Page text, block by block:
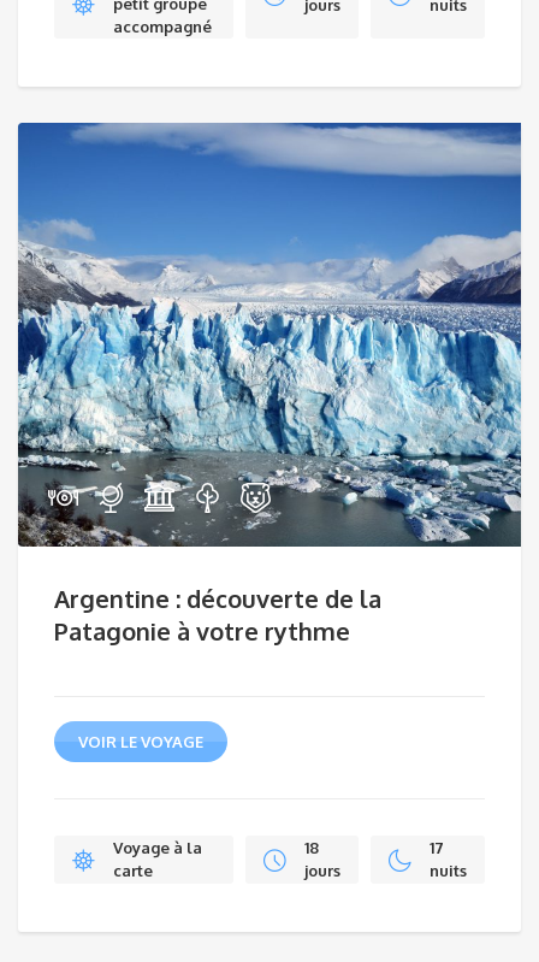
accompagné
jours
nuits
Argentine : découverte de la
Patagonie à votre rythme
VOIR LE VOYAGE
Voyage à la
carte
18
jours
17
nuits